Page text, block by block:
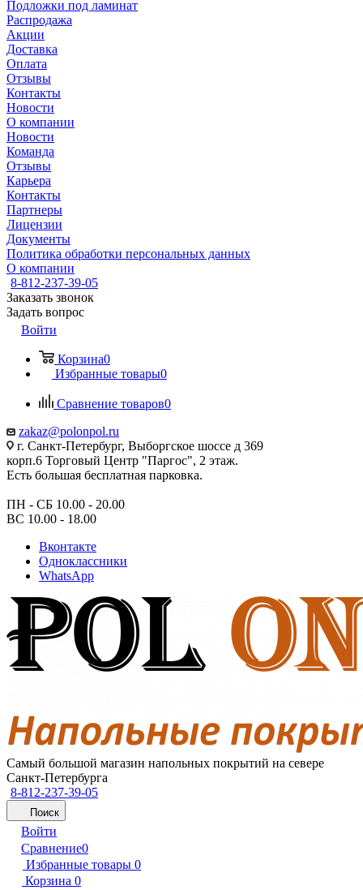
Подложки под ламинат
Распродажа
Акции
Доставка
Оплата
Отзывы
Контакты
Новости
О компании
Новости
Команда
Отзывы
Карьера
Контакты
Партнеры
Лицензии
Документы
Политика обработки персональных данных
О компании
8-812-237-39-05
Заказать звонок
Задать вопрос
Войти
Корзина0
Избранные товары0
Сравнение товаров0
zakaz@polonpol.ru
г. Санкт-Петербург, Выборгское шоссе д 369
корп.6 Торговый Центр "Паргос", 2 этаж.
Есть большая бесплатная парковка.
ПН - СБ 10.00 - 20.00
ВС 10.00 - 18.00
Вконтакте
Одноклассники
WhatsApp
Самый большой магазин напольных покрытий на севере
Санкт-Петербурга
8-812-237-39-05
Поиск
Войти
Сравнение0
Избранные товары 0
Корзина 0